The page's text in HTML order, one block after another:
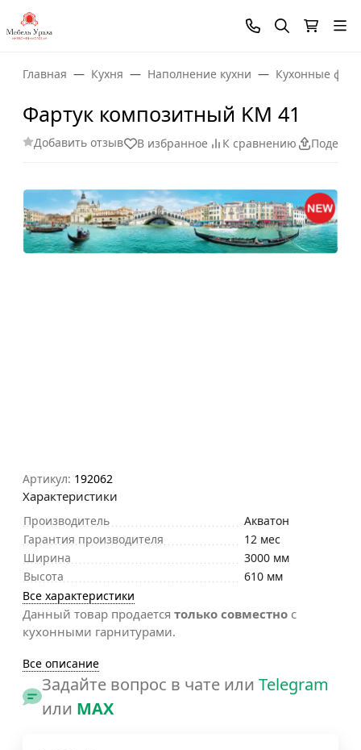
Главная Кухня Наполнение кухни Кухонные
Фартук композитный KM 41
Добавить отзыв В избранное К сравнению
Артикул: 192062
Характеристики
Производитель
Акватон
Гарантия производителя
12 мес
Ширина
3000 мм
Высота
610 мм
Все характеристики
Данный товар продается только совместно с
кухонными гарнитурами.
Все описание
Задайте вопрос в чате или Telegram
или MAX